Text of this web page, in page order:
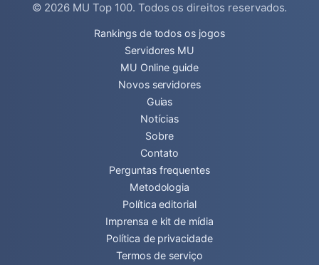
© 2026 MU Top 100. Todos os direitos reservados.
Rankings de todos os jogos
Servidores MU
MU Online guide
Novos servidores
Guias
Notícias
Sobre
Contato
Perguntas frequentes
Metodologia
Política editorial
Imprensa e kit de mídia
Política de privacidade
Termos de serviço